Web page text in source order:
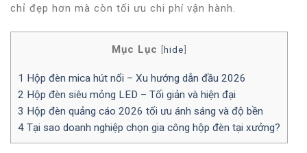
chỉ đẹp hơn mà còn tối ưu chi phí vận hành.
Mục Lục [hide]
1 Hộp đèn mica hút nổi – Xu hướng dẫn đầu 2026
2 Hộp đèn siêu mỏng LED – Tối giản và hiện đại
3 Hộp đèn quảng cáo 2026 tối ưu ánh sáng và độ bền
4 Tại sao doanh nghiệp chọn gia công hộp đèn tại xưởng?